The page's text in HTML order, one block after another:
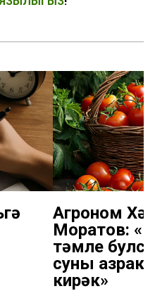
Агроном
Моратов:
тәмле
суны азрак
кирәк»